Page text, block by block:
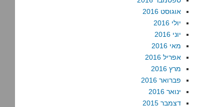
אוגוסט 2016
יולי 2016
יוני 2016
מאי 2016
אפריל 2016
מרץ 2016
פברואר 2016
ינואר 2016
דצמבר 2015